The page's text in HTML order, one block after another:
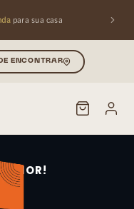
para sua casa
ENCONTRAR